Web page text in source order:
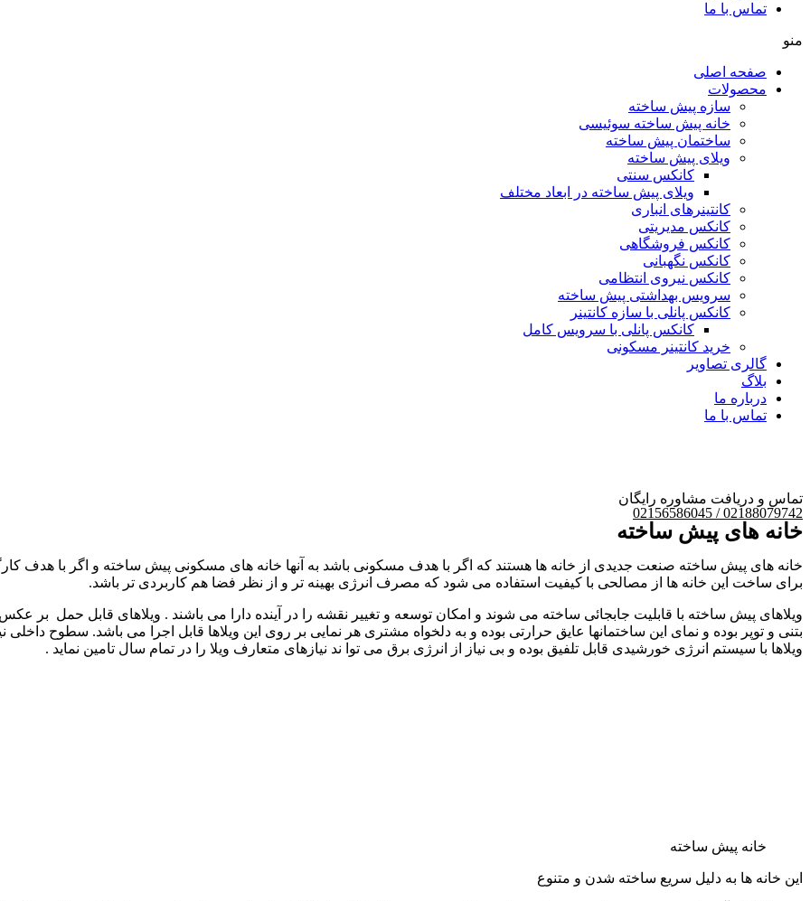
تماس با ما
منو
صفحه اصلی
محصولات
سازه پیش ساخته
خانه پیش ساخته سوئیسی
ساختمان پيش ساخته
ویلای پیش ساخته
کانکس سنتی
ویلای پیش ساخته در ابعاد مختلف
كانتينرهای انباری
كانكس مديريتی
کانکس فروشگاهی
كانكس نگهبانی
کانکس نیروی انتظامی
سرويس بهداشتی پيش ساخته
کانکس پانلی با سازه کانتینر
كانكس پانلی با سرویس کامل
خرید کانتینر مسکونی
گالری تصاویر
بلاگ
درباره ما
تماس با ما
تماس و دریافت مشاوره رایگان
02188079742 / 02156586045
خانه های پیش ساخته
خانه های پیش ساخته صنعت جدیدی از خانه ها هستند که اگر با هدف مسکونی باشد به آنها خانه های مسکونی پیش ساخته و اگر با هدف
برای ساخت این خانه ها از مصالحی با کیفیت استفاده می شود که مصرف انرژی بهینه تر و از نظر فضا هم کاربردی تر باشد.
ویلاهای پیش ساخته با قابلیت جابجائی ساخته می شوند و امکان توسعه و تغییر نقشه را در آینده دارا می باشند . ویلاهای قابل حمل بر
بتنی و توپر بوده و نمای این ساختمانها عایق حرارتی بوده و به دلخواه مشتری هر نمایی بر روی این ویلاها قابل اجرا می باشد. سطوح
ویلاها با سیستم انرژی خورشیدی قابل تلفیق بوده و بی نیاز از انرژی برق می توا ند نیازهای متعارف ویلا را در تمام سال تامین نماید .
خانه پیش ساخته
این خانه ها به دلیل سریع ساخته شدن و متنوع